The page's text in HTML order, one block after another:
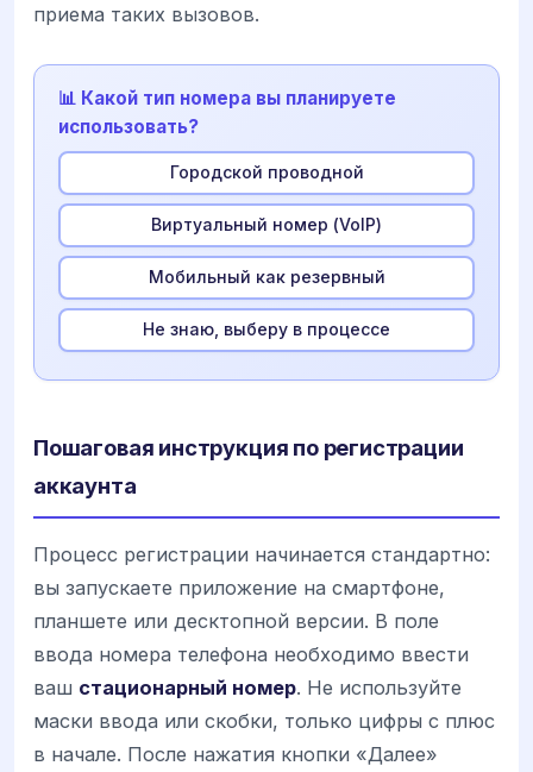
приема таких вызовов.
📊 Какой тип номера вы планируете
использовать?
Городской проводной
Виртуальный номер (VoIP)
Мобильный как резервный
Не знаю, выберу в процессе
Пошаговая инструкция по регистрации
аккаунта
Процесс регистрации начинается стандартно:
вы запускаете приложение на смартфоне,
планшете или десктопной версии. В поле
ввода номера телефона необходимо ввести
ваш стационарный номер. Не используйте
маски ввода или скобки, только цифры с плюс
в начале. После нажатия кнопки «Далее»